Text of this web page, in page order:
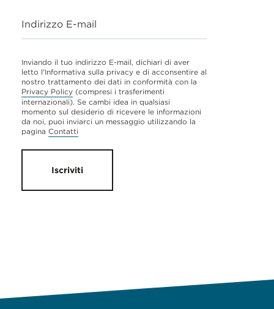
Indirizzo E-mail
Inviando il tuo indirizzo E-mail, dichiari di aver
letto l'Informativa sulla privacy e di acconsentire al
nostro trattamento dei dati in conformità con la
Privacy Policy (compresi i trasferimenti
internazionali). Se cambi idea in qualsiasi
momento sul desiderio di ricevere le informazioni
da noi, puoi inviarci un messaggio utilizzando la
pagina Contatti
Iscriviti